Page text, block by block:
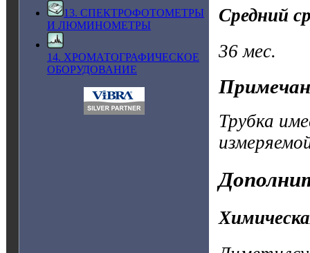
13. СПЕКТРОФОТОМЕТРЫ
И ЛЮМИНОМЕТРЫ
14. ХРОМАТОГРАФИЧЕСКОЕ
ОБОРУДОВАНИЕ
Средний
36 мес.
Трубка